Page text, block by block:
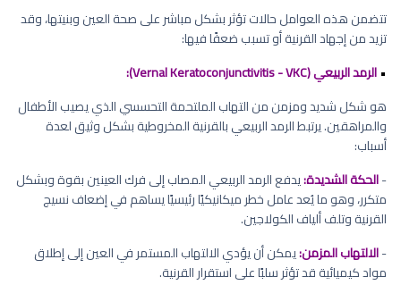
تتضمن هذه العوامل حالات تؤثر بشكل مباشر على صحة العين وبنيتها، وقد
تزيد من إجهاد القرنية أو تسبب ضعفًا فيها:
•الرمد الربيعي (Vernal Keratoconjunctivitis - VKC):
هو شكل شديد ومزمن من التهاب الملتحمة التحسسي الذي يصيب الأطفال
والمراهقين. يرتبط الرمد الربيعي بالقرنية المخروطية بشكل وثيق لعدة
أسباب:
-الحكة الشديدة:يدفع الرمد الربيعي المصاب إلى فرك العينين بقوة وبشكل
متكرر، وهو ما يُعد عامل خطر ميكانيكيًا رئيسيًا يساهم في إضعاف نسيج
القرنية وتلف ألياف الكولاجين.
-الالتهاب المزمن:يمكن أن يؤدي الالتهاب المستمر في العين إلى إطلاق
مواد كيميائية قد تؤثر سلبًا على استقرار القرنية.